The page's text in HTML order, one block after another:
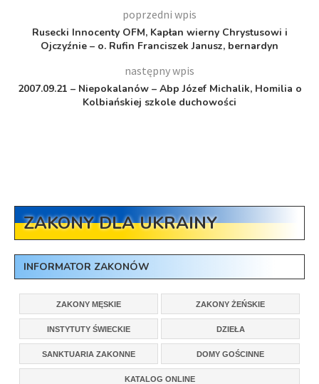
poprzedni wpis
Rusecki Innocenty OFM, Kapłan wierny Chrystusowi i
Ojczyźnie – o. Rufin Franciszek Janusz, bernardyn
następny wpis
2007.09.21 – Niepokalanów – Abp Józef Michalik, Homilia o
Kolbiańskiej szkole duchowości
ZAKONY DLA UKRAINY
INFORMATOR ZAKONÓW
ZAKONY MĘSKIE ZAKONY ŻEŃSKIE
INSTYTUTY ŚWIECKIE DZIEŁA
SANKTUARIA ZAKONNE DOMY GOŚCINNE
KATALOG ONLINE